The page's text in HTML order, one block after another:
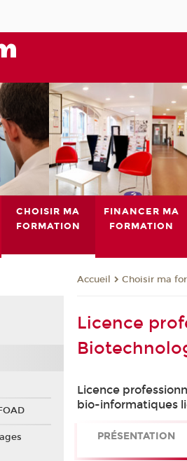
CHOISIR MA
FORMATION
FINANCER MA
FORMATION
Accueil Choisir ma
Licence
Licence
bio-informatiques
PRÉSENTATION